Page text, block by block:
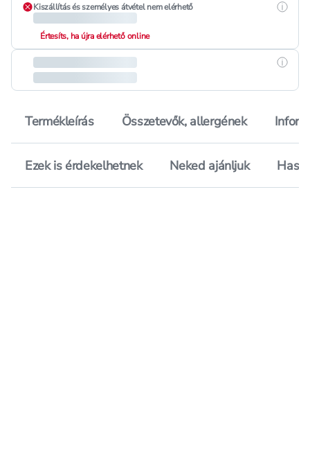
Kiszállítás és személyes átvétel nem elérhető
Értesíts, ha újra elérhető online
Termékleírás Összetevők, allergének
Ezek is érdekelhetnek Neked ajánljuk